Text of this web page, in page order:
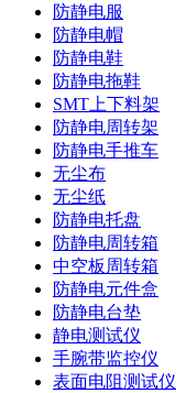
防静电服
防静电帽
防静电鞋
防静电拖鞋
SMT上下料架
防静电周转架
防静电手推车
无尘布
无尘纸
防静电托盘
防静电周转箱
中空板周转箱
防静电元件盒
防静电台垫
静电测试仪
手腕带监控仪
表面电阻测试仪